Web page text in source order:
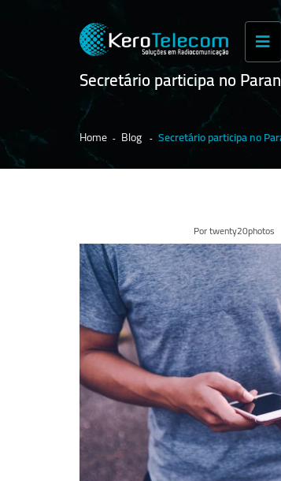
Secretário participa no
Home Blog Secretário participa no
Por twenty20photos